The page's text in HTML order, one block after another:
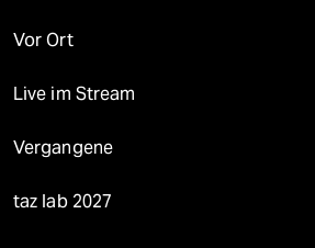
Vor Ort
Live im Stream
Vergangene
taz lab 2027